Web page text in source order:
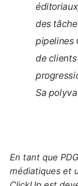
des
pipelines
de
Sa
En tant que
médiatiques et